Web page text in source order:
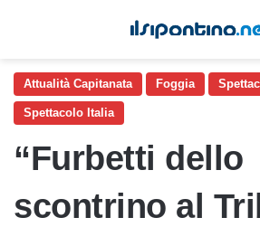
Attualità Capitanata Foggia
Spettacolo Italia
“Furbetti dello
scontrino al